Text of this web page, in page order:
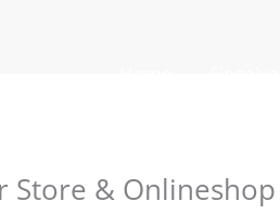
Store & Onlineshop